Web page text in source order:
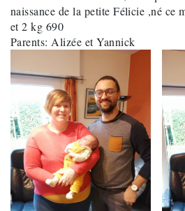
naissance de la petite Félicie ,né ce
et 2 kg 690
Parents: Alizée et Yannick